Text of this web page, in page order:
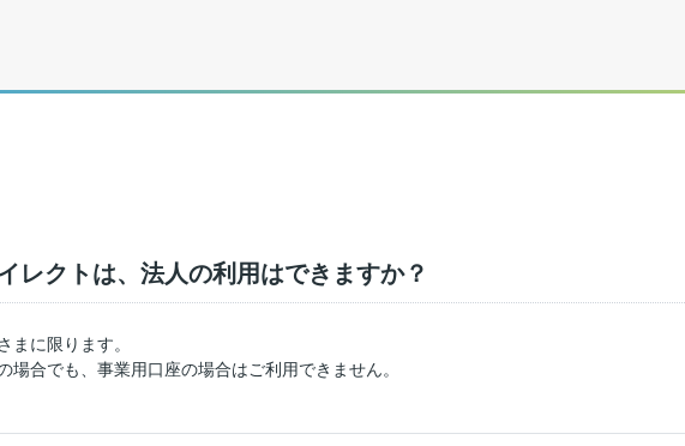
レクトは、法人の利用はできますか？
まに限ります。
場合でも、事業用口座の場合はご利用できません。